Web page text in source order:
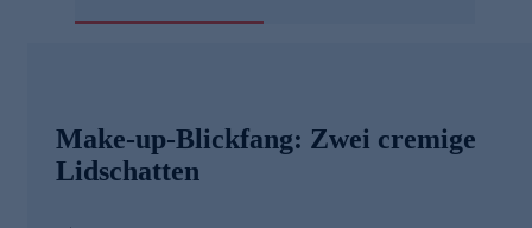
Make-up-Blickfang: Zwei cremige
Lidschatten